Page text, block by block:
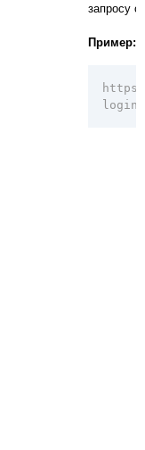
запросу
Пример: